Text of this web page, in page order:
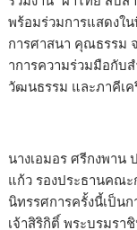
พร้อมร่วมการแสดงใ
การศาสนา คุณธรรม
าการความร่วมมือกับ
วัฒนธรรม และภาคีเ
นางเอมอร ศรีกงพาน
แก้ว รองประธานคณะ
นิทรรศการครั้งนี้เป็น
เจ้าสิริกิติ์ พระบรมร